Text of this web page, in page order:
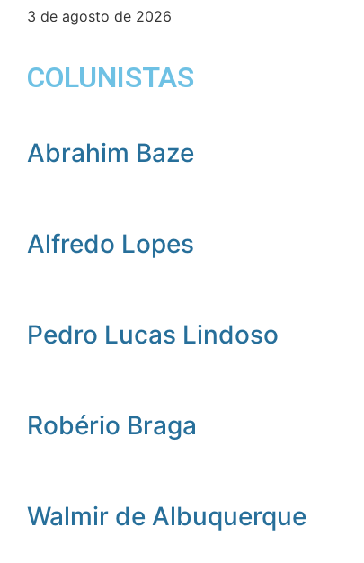
3 de agosto de 2026
COLUNISTAS
Abrahim Baze
Alfredo Lopes
Pedro Lucas Lindoso
Robério Braga
Walmir de Albuquerque